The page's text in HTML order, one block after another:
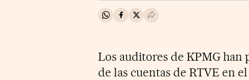
Compartir en Whatsapp
Compartir en Facebook
Compartir en Twitter
Desplegar Redes Sociales
Los auditores de KPMG han
de las cuentas de RTVE en